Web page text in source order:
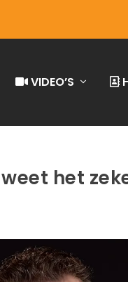
VIDEO’S
het